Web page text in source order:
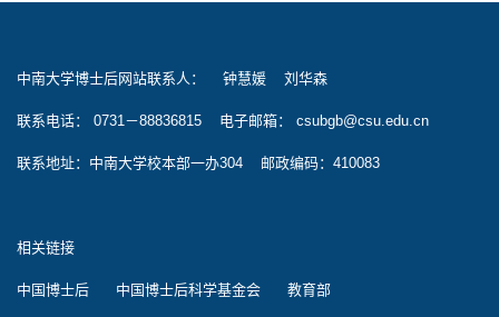
中南大学博士后网站联系人： 钟慧媛 刘华森
联系电话： 0731－88836815 电子邮箱： csubgb@csu.edu.cn
联系地址：中南大学校本部一办304 邮政编码：410083
相关链接
中国博士后 中国博士后科学基金会 教育部